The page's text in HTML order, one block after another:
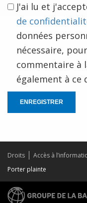
J'ai lu et
de
données
nécessaire,
commentaire à
également à ce
ENREGISTRER
Droits Accès à
Porter plainte